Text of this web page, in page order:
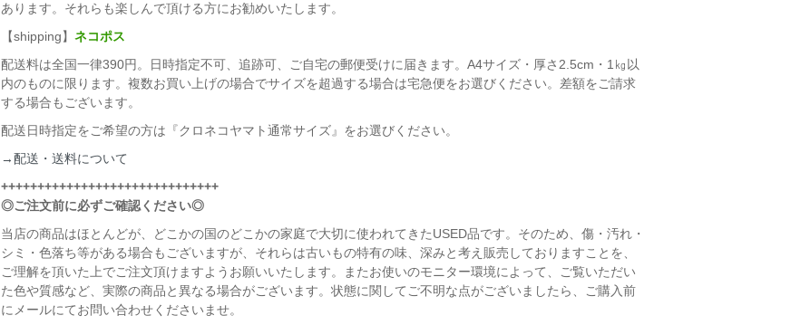
あります。それらも楽しんで頂ける方にお勧めいたします。
【shipping】 ネコポス
配送料は全国一律390円。日時指定不可、追跡可、ご自宅の郵便受けに届きます。A4サイズ・厚さ2.5cm・1㎏以
内のものに限ります。複数お買い上げの場合でサイズを超過する場合は宅急便をお選びください。差額をご請求
する場合もございます。
配送日時指定をご希望の方は『クロネコヤマト通常サイズ』をお選びください。
→配送・送料について
++++++++++++++++++++++++++++++
◎ご注文前に必ずご確認ください◎
当店の商品はほとんどが、どこかの国のどこかの家庭で大切に使われてきたUSED品です。そのため、傷・汚れ・
シミ・色落ち等がある場合もございますが、それらは古いもの特有の味、深みと考え販売しておりますことを、
ご理解を頂いた上でご注文頂けますようお願いいたします。またお使いのモニター環境によって、ご覧いただい
た色や質感など、実際の商品と異なる場合がございます。状態に関してご不明な点がございましたら、ご購入前
にメールにてお問い合わせくださいませ。